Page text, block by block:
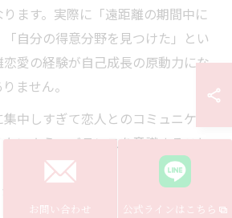
ます。実際に「遠距離の期間中に
自分の得意分野を見つけた」とい
愛の経験が自己成長の原動力にな
ません。
中しすぎて恋人とのコミュニケー
いよう、バランスを意識すること
とパートナーとの時間、それぞれ
ら過ごすことで、ふたりの絆もよ
お問い合わせ 公式ラインはこちら